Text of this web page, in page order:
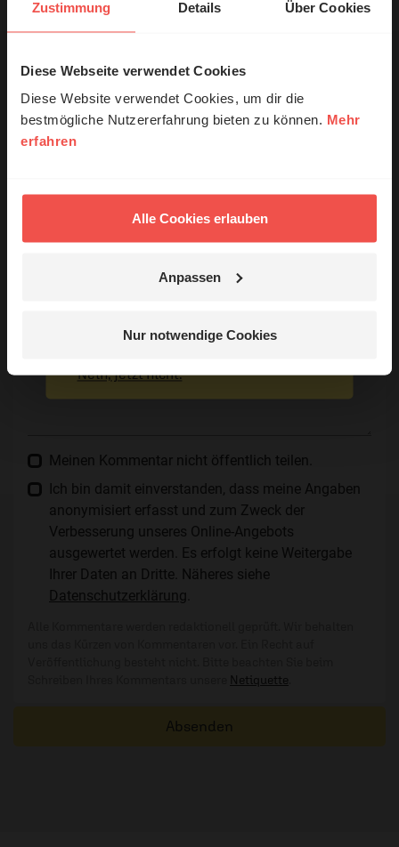
Zustimmung Details Über Cookies
Diese Webseite verwendet Cookies
Diese Website verwendet Cookies, um dir die
bestmögliche Nutzererfahrung bieten zu können. Mehr
erfahren
Alle Cookies erlauben
Anpassen
Nur notwendige Cookies
Nutzungsrechte
Ihr Kommentar
Die E-Mail-Adresse wird nicht veröffentlicht.
Meinen Kommentar nicht öffentlich teilen.
Ich bin damit einverstanden, dass meine Angaben
anonymisiert erfasst und zum Zweck der
Verbesserung unseres Online-Angebots
ausgewertet werden. Es erfolgt keine Weitergabe
Ihrer Daten an Dritte. Näheres siehe
Datenschutzerklärung
Netiquette
Absenden
entdecken
Nein, jetzt nicht.
© Ruth Schneider / ERF